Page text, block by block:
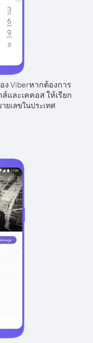
ง Viberหากต้องการ
และเคคอส ให้เรียก
ยเลขในประเทศ